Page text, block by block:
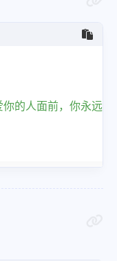
的人面前，你永远